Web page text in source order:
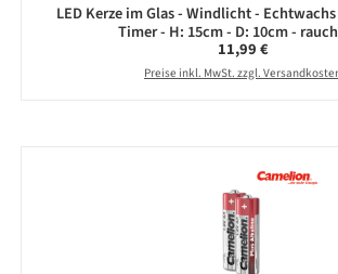
LED Kerze im Glas - Windlicht -
Timer - H: 15cm - D: 10cm -
Regulärer Preis:
11,99 €
Preise inkl. MwSt. zzgl.